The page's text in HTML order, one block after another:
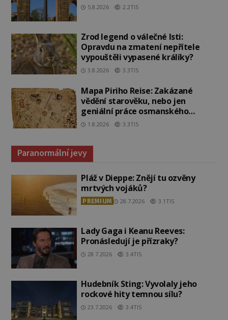
5.8.2026 2.2TIS
Zrod legend o válečné lsti:
Opravdu na zmatení nepřítele
vypouštěli vypasené králíky?
3.8.2026 3.3TIS
Mapa Piriho Reise: Zakázané
vědění starověku, nebo jen
geniální práce osmanského
admirála?
1.8.2026 3.3TIS
Paranormální jevy
Pláž v Dieppe: Znějí tu ozvěny
mrtvých vojáků?
PREMIUM 28.7.2026 3.1TIS
Lady Gaga i Keanu Reeves:
Pronásledují je přízraky?
28.7.2026 3.4TIS
Hudebník Sting: Vyvolaly jeho
rockové hity temnou sílu?
23.7.2026 3.4TIS